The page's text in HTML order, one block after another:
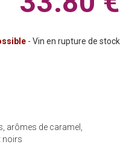
- Vin en rupture de stock
arômes de caramel,
noirs